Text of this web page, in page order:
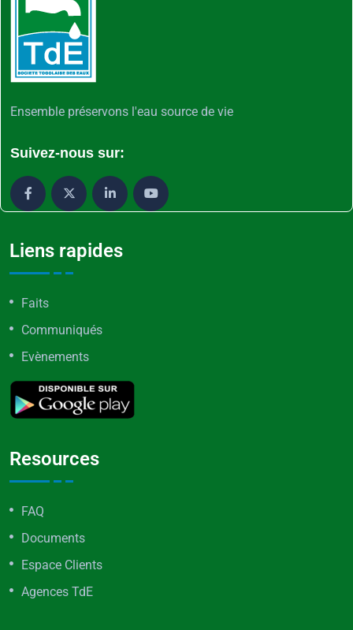
Ensemble préservons l'eau source de vie
Suivez-nous sur:
Liens rapides
Faits
Communiqués
Evènements
Resources
FAQ
Documents
Espace Clients
Agences TdE